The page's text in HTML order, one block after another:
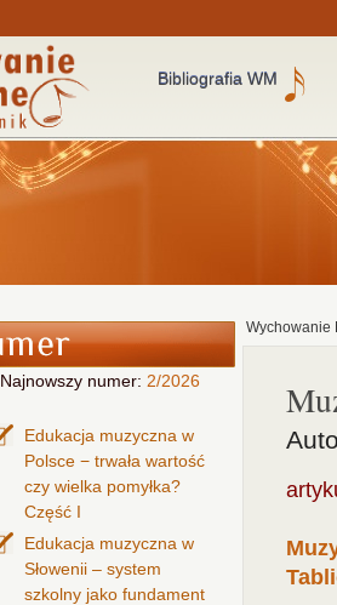
Bibliografia WM
Najnowszy numer: 2/2026
Edukacja muzyczna w
Polsce − trwała wartość
czy wielka pomyłka?
Część I
Edukacja muzyczna w
Słowenii – system
szkolny jako fundament
Wychowanie